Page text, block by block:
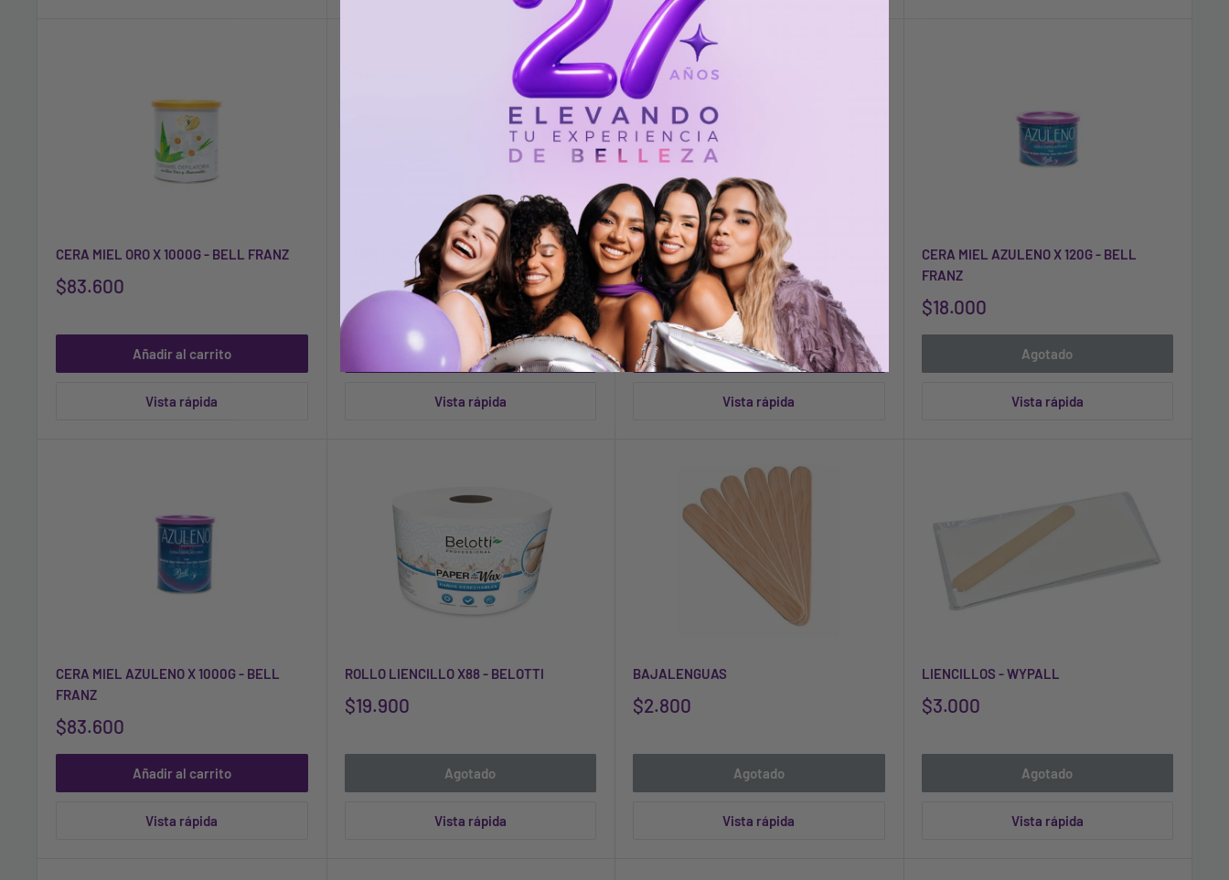
CERA MIEL ORO X 1000G - BELL FRANZ
$83.600
Añadir al carrito
Vista rápida
CERA MIEL ORO X 240G - BELL FRANZ
$30.100
Añadir al carrito
Vista rápida
CERA MIEL ORO X 120G - BELL FRANZ
$18.000
Añadir al carrito
Vista rápida
CERA MIEL AZULENO X 120G - BELL
FRANZ
$18.000
Agotado
Vista rápida
CERA MIEL AZULENO X 1000G - BELL
FRANZ
$83.600
Añadir al carrito
Vista rápida
ROLLO LIENCILLO X88 - BELOTTI
$19.900
Agotado
Vista rápida
BAJALENGUAS
$2.800
Agotado
Vista rápida
LIENCILLOS - WYPALL
$3.000
Agotado
Vista rápida